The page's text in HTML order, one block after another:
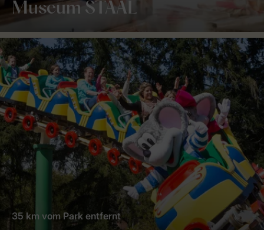
Museum STAAL
35 km vom Park entfernt